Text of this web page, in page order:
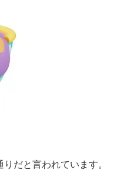
だと言われています。